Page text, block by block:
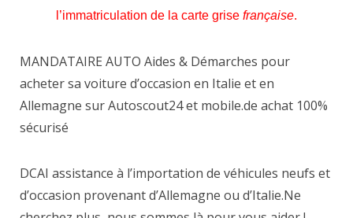
l’immatriculation de la carte grise française.
MANDATAIRE AUTO Aides & Démarches pour
acheter sa voiture d’occasion en Italie et en
Allemagne sur Autoscout24 et mobile.de achat 100%
sécurisé
DCAI assistance à l’importation de véhicules neufs et
d’occasion provenant d’Allemagne ou d’Italie.Ne